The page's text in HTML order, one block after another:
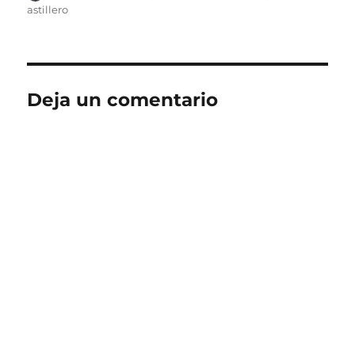
astillero
Deja un comentario